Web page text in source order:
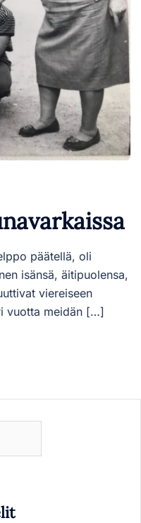
päätellä, oli
isänsä, äitipuolensa,
viereiseen
vuotta meidän […]